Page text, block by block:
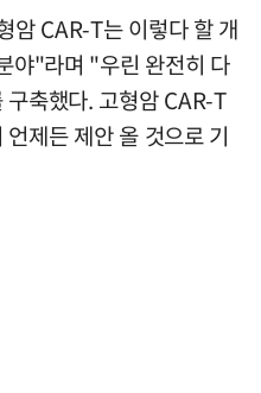
암 CAR-T는 이렇다 할 개
야"라며 "우린 완전히 다
축했다. 고형암 CAR-T
제든 제안 올 것으로 기